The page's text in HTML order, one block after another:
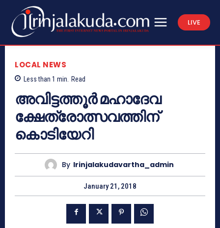
LIVE
LOCAL NEWS
Less than 1 min. Read
അവിട്ടത്തൂര്‍ മഹാദേവ
ക്ഷേത്രോത്സവത്തിന്
കൊടിയേറി
By Irinjalakudavartha_admin
January 21, 2018